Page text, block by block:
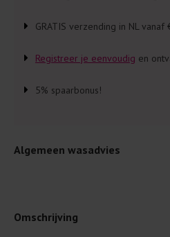
GRATIS verzending in NL vanaf
Registreer je eenvoudig en
5% spaarbonus!
Algemeen wasadvies
Omschrijving